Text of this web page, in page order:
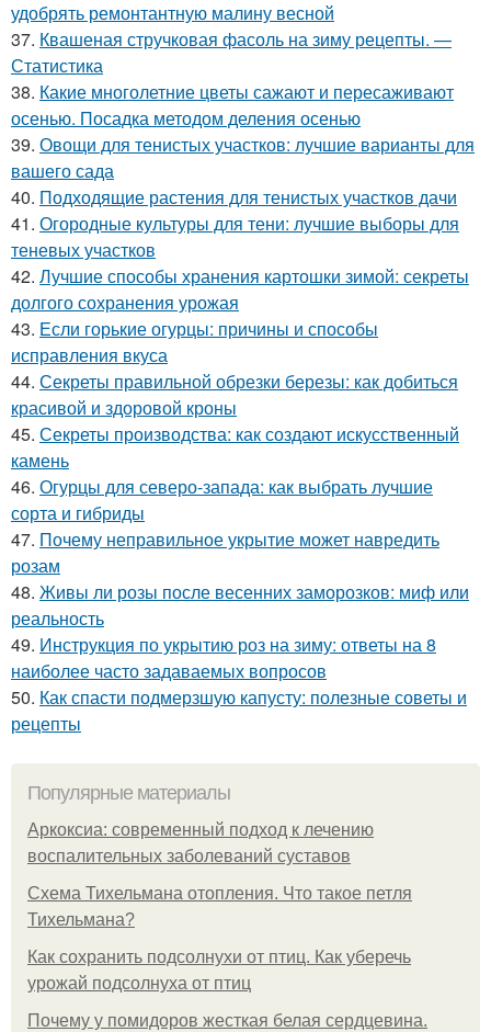
удобрять ремонтантную малину весной
37. Квашеная стручковая фасоль на зиму рецепты. —
Статистика
38. Какие многолетние цветы сажают и пересаживают
осенью. Посадка методом деления осенью
39. Овощи для тенистых участков: лучшие варианты для
вашего сада
40. Подходящие растения для тенистых участков дачи
41. Огородные культуры для тени: лучшие выборы для
теневых участков
42. Лучшие способы хранения картошки зимой: секреты
долгого сохранения урожая
43. Если горькие огурцы: причины и способы
исправления вкуса
44. Секреты правильной обрезки березы: как добиться
красивой и здоровой кроны
45. Секреты производства: как создают искусственный
камень
46. Огурцы для северо-запада: как выбрать лучшие
сорта и гибриды
47. Почему неправильное укрытие может навредить
розам
48. Живы ли розы после весенних заморозков: миф или
реальность
49. Инструкция по укрытию роз на зиму: ответы на 8
наиболее часто задаваемых вопросов
50. Как спасти подмерзшую капусту: полезные советы и
рецепты
Популярные материалы
Аркоксиа: современный подход к лечению
воспалительных заболеваний суставов
Схема Тихельмана отопления. Что такое петля
Тихельмана?
Как сохранить подсолнухи от птиц. Как уберечь
урожай подсолнуха от птиц
Почему у помидоров жесткая белая сердцевина.